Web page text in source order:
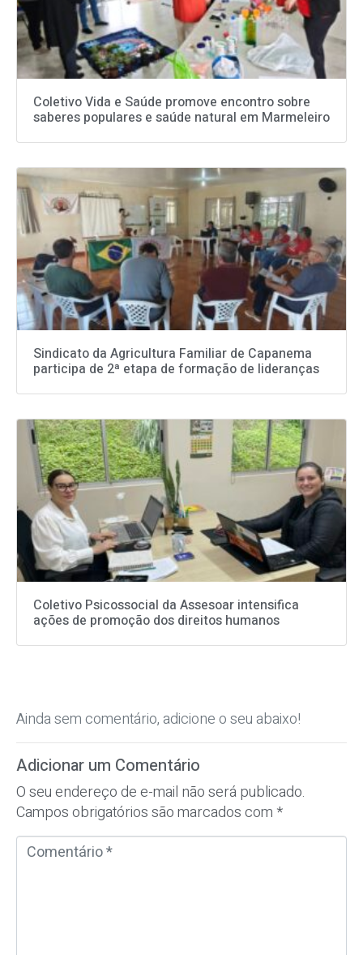
Coletivo Vida e Saúde promove encontro sobre
saberes populares e saúde natural em Marmeleiro
Sindicato da Agricultura Familiar de Capanema
participa de 2ª etapa de formação de lideranças
Coletivo Psicossocial da Assesoar intensifica
ações de promoção dos direitos humanos
Ainda sem comentário, adicione o seu abaixo!
Adicionar um Comentário
O seu endereço de e-mail não será publicado.
Campos obrigatórios são marcados com *
C